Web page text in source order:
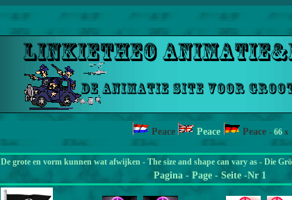
Peace Peace Peace - 66 x
De grote en vorm kunnen wat afwijken - The size and shape can vary as - Die
Pagina - Page - Seite -Nr 1